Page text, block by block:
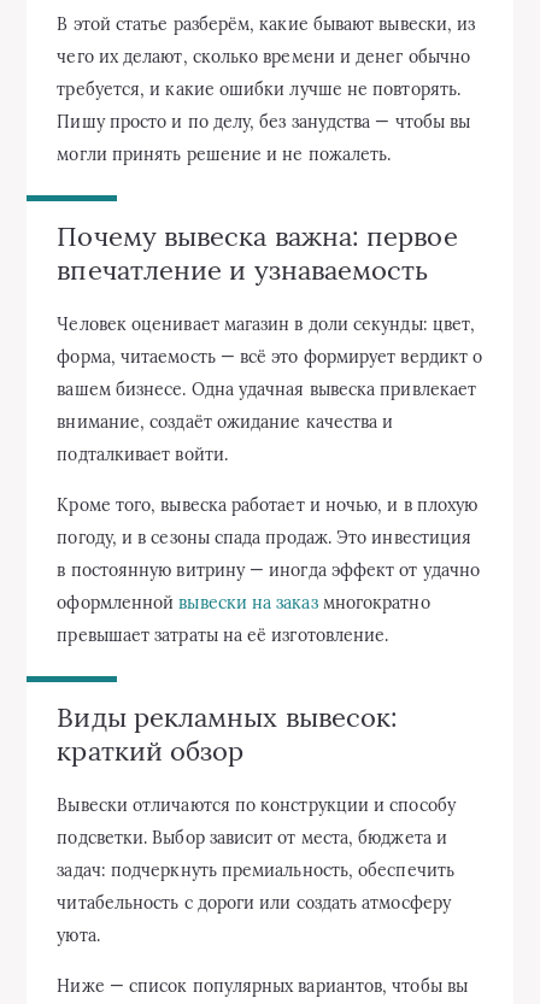
В этой статье разберём, какие бывают вывески, из
чего их делают, сколько времени и денег обычно
требуется, и какие ошибки лучше не повторять.
Пишу просто и по делу, без занудства — чтобы вы
могли принять решение и не пожалеть.
Почему вывеска важна: первое
впечатление и узнаваемость
Человек оценивает магазин в доли секунды: цвет,
форма, читаемость — всё это формирует вердикт о
вашем бизнесе. Одна удачная вывеска привлекает
внимание, создаёт ожидание качества и
подталкивает войти.
Кроме того, вывеска работает и ночью, и в плохую
погоду, и в сезоны спада продаж. Это инвестиция
в постоянную витрину — иногда эффект от удачно
оформленнойвывески на заказмногократно
превышает затраты на её изготовление.
Виды рекламных вывесок:
краткий обзор
Вывески отличаются по конструкции и способу
подсветки. Выбор зависит от места, бюджета и
задач: подчеркнуть премиальность, обеспечить
читабельность с дороги или создать атмосферу
уюта.
Ниже — список популярных вариантов, чтобы вы